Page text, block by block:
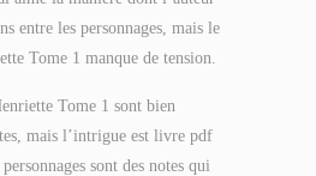
entre les personnages, mais le
Tome 1 manque de tension.
Tome 1 sont bien
mais l’intrigue est livre pdf
sont des notes qui